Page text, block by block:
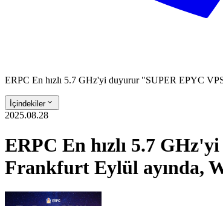
ERPC En hızlı 5.7 GHz'yi duyurur "SUPER EPYC
İçindekiler
2025.08.28
ERPC En hızlı 5.7
Frankfurt Eylül ayında,